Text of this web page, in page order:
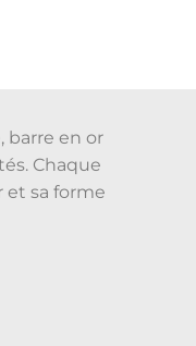
barre en or
Chaque
et sa forme